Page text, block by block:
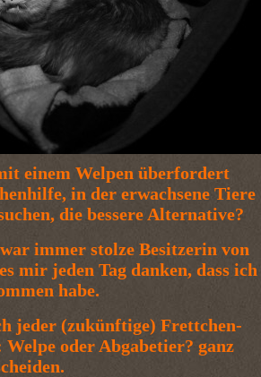
einem Welpen überfordert
in der erwachsene Tiere
die bessere Alternative?
immer stolze Besitzerin von
mir jeden Tag danken, dass ich
habe.
jeder (zukünftige) Frettchen-
oder Abgabetier? ganz